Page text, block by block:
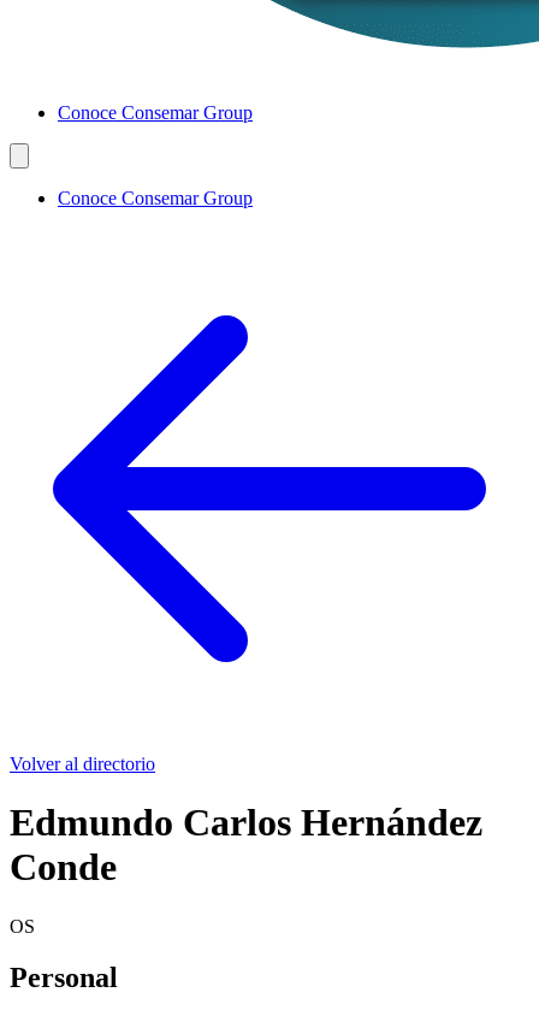
Conoce Consemar Group
Conoce Consemar Group
Volver al directorio
Edmundo Carlos Hernández
Conde
OS
Personal